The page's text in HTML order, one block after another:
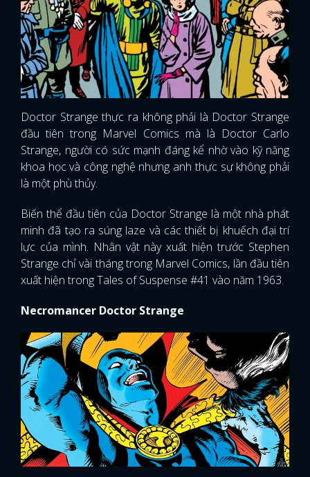
Doctor Strange thực ra không phải là Doctor Strange
đầu tiên trong Marvel Comics mà là Doctor Carlo
Strange, người có sức mạnh đáng kể nhờ vào kỹ năng
khoa học và công nghệ nhưng anh thực sự không phải
là một phù thủy.
Biến thể đầu tiên của Doctor Strange là một nhà phát
minh đã tạo ra súng laze và các thiết bị khuếch đại trí
lực của mình. Nhân vật này xuất hiện trước Stephen
Strange chỉ vài tháng trong Marvel Comics, lần đầu tiên
xuất hiện trong Tales of Suspense #41 vào năm 1963.
Necromancer Doctor Strange